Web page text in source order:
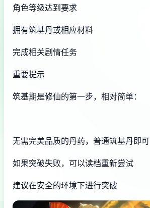
角色等级达到要求
拥有筑基丹或相应材料
完成相关剧情任务
重要提示
筑基期是修仙的第一步，相对简单：
无需完美品质的丹药，普通筑基丹即可
如果突破失败，可以读档重新尝试
建议在安全的环境下进行突破